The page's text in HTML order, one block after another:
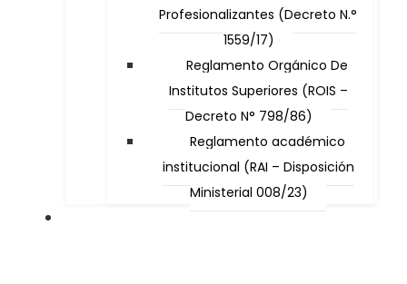
Profesionalizantes (Decreto N.°
1559/17)
Reglamento Orgánico De
Institutos Superiores (ROIS –
Decreto N° 798/86)
Reglamento académico
institucional (RAI – Disposición
Ministerial 008/23)